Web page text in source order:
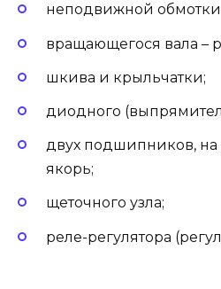
неподвижной обмотки
вращающегося вала –
шкива и крыльчатки;
диодного
двух подшипников, на
якорь;
щеточного узла;
реле-регулятора